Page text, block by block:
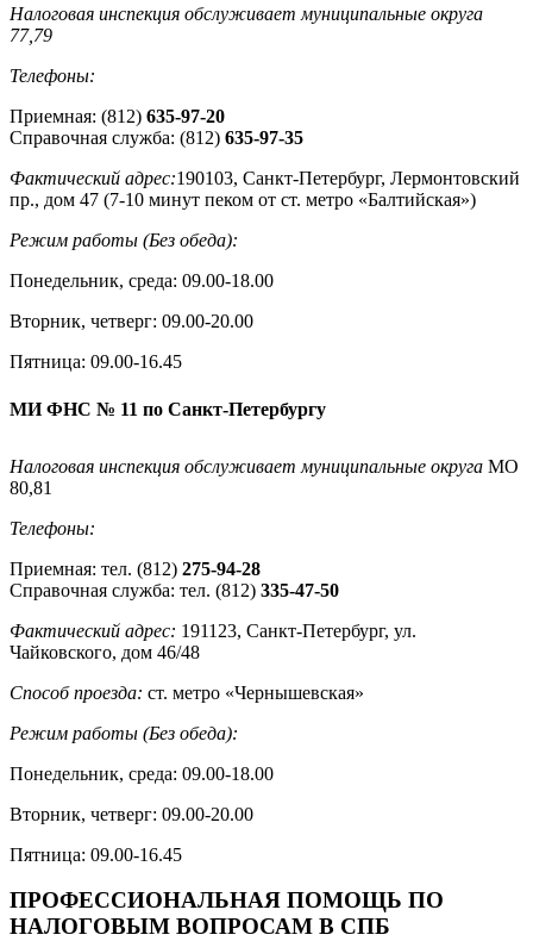
Налоговая инспекция обслуживает муниципальные округа
77,79
Телефоны:
Приемная: (812) 635-97-20
Справочная служба: (812) 635-97-35
Фактический адрес:190103, Санкт-Петербург, Лермонтовский
пр., дом 47 (7-10 минут пеком от ст. метро «Балтийская»)
Режим работы (Без обеда):
Понедельник, среда: 09.00-18.00
Вторник, четверг: 09.00-20.00
Пятница: 09.00-16.45
МИ ФНС № 11 по Санкт-Петербургу
Налоговая инспекция обслуживает муниципальные округа МО
80,81
Телефоны:
Приемная: тел. (812) 275-94-28
Справочная служба: тел. (812) 335-47-50
Фактический адрес: 191123, Санкт-Петербург, ул.
Чайковского, дом 46/48
Cпособ проезда: ст. метро «Чернышевская»
Режим работы (Без обеда):
Понедельник, среда: 09.00-18.00
Вторник, четверг: 09.00-20.00
Пятница: 09.00-16.45
ПРОФЕССИОНАЛЬНАЯ ПОМОЩЬ ПО
НАЛОГОВЫМ ВОПРОСАМ В СПБ